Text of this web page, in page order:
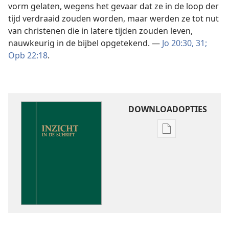
vorm gelaten, wegens het gevaar dat ze in de loop der
tijd verdraaid zouden worden, maar werden ze tot nut
van christenen die in latere tijden zouden leven,
nauwkeurig in de bijbel opgetekend. — Jo 20:30, 31;
Opb 22:18.
DOWNLOADOPTIES